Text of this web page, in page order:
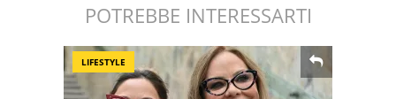
POTREBBE INTERESSARTI
LIFESTYLE